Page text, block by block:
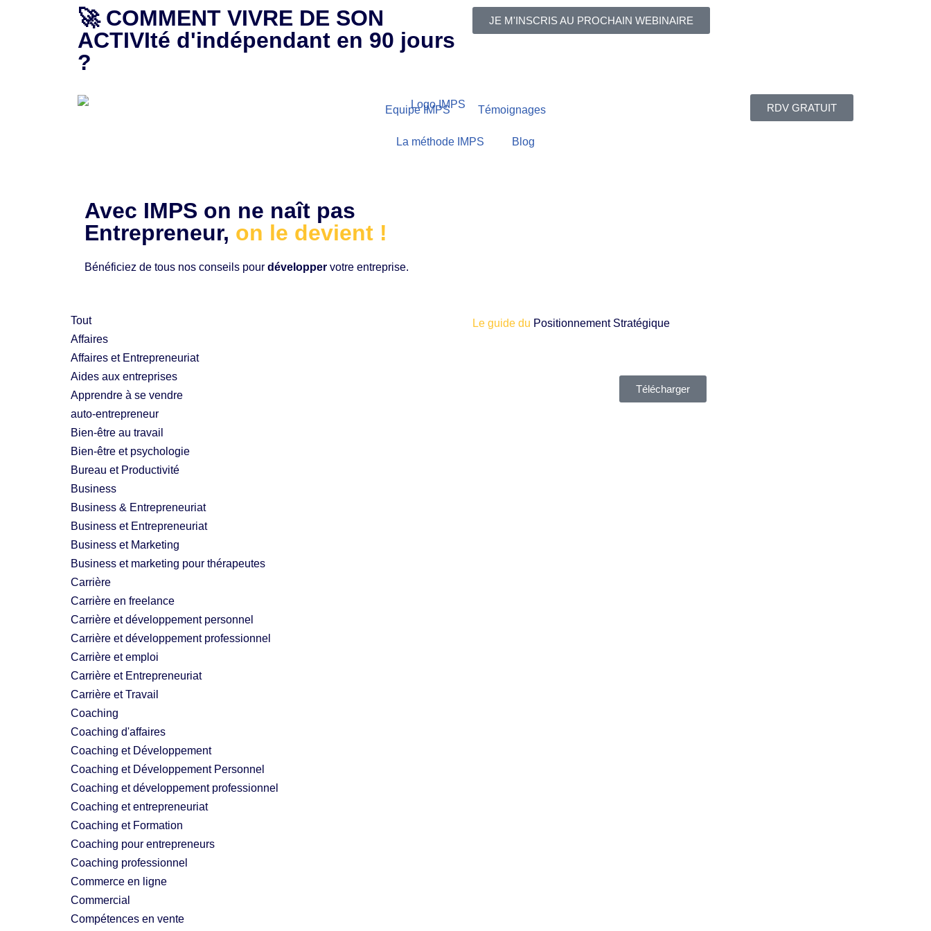
🚀 COMMENT VIVRE DE SON
ACTIVIté d'indépendant en 90 jours
?
JE M'INSCRIS AU PROCHAIN WEBINAIRE
Equipe IMPS Témoignages
La méthode IMPS Blog
RDV GRATUIT
Avec IMPS on ne naît pas
Entrepreneur, on le devient !
Bénéficiez de tous nos conseils pour développer votre entreprise.
Tout
Affaires
Affaires et Entrepreneuriat
Aides aux entreprises
Apprendre à se vendre
auto-entrepreneur
Bien-être au travail
Bien-être et psychologie
Bureau et Productivité
Business
Business & Entrepreneuriat
Business et Entrepreneuriat
Business et Marketing
Business et marketing pour thérapeutes
Carrière
Carrière en freelance
Carrière et développement personnel
Carrière et développement professionnel
Carrière et emploi
Carrière et Entrepreneuriat
Carrière et Travail
Coaching
Coaching d'affaires
Coaching et Développement
Coaching et Développement Personnel
Coaching et développement professionnel
Coaching et entrepreneuriat
Coaching et Formation
Coaching pour entrepreneurs
Coaching professionnel
Commerce en ligne
Commercial
Compétences en vente
Le guide du Positionnement Stratégique
Télécharger